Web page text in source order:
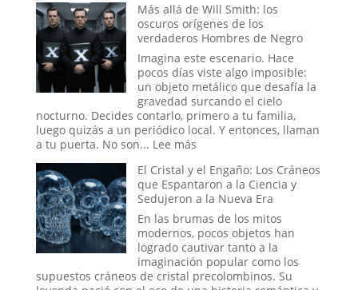
Proyecto
Blue
Beam
y
el
Nuevo
Orden
Mundial
Más allá de Will Smith: los
oscuros orígenes de los
verdaderos Hombres de Negro
Imagina este escenario. Hace
pocos días viste algo imposible:
un objeto metálico que desafía la
gravedad surcando el cielo
nocturno. Decides contarlo, primero a tu familia,
luego quizás a un periódico local. Y entonces, llaman
a tu puerta. No son... Lee más:
allá
de
Will
Smith:
los
oscuros
orígenes
de
El Cristal y el Engaño: Los Cráneos
que Espantaron a la Ciencia y
Sedujeron a la Nueva Era
En las brumas de los mitos
modernos, pocos objetos han
logrado cautivar tanto a la
imaginación popular como los
supuestos cráneos de cristal precolombinos. Su